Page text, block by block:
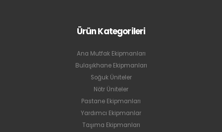
Ürün Kategorileri
Ana Mutfak Ekipmanları
Bulaşıkhane Ekipmanları
Soğuk Üniteler
Nötr Üniteler
Pastane Ekipmanları
Yardımcı Ekipmanlar
Taşıma Ekipmanları